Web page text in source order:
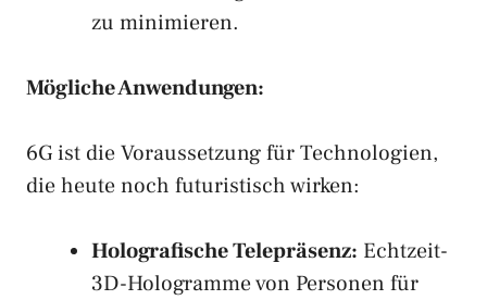
zu minimieren.
Mögliche Anwendungen:
6G ist die Voraussetzung für Technologien,
die heute noch futuristisch wirken:
Holografische Telepräsenz: Echtzeit-
3D-Hologramme von Personen für